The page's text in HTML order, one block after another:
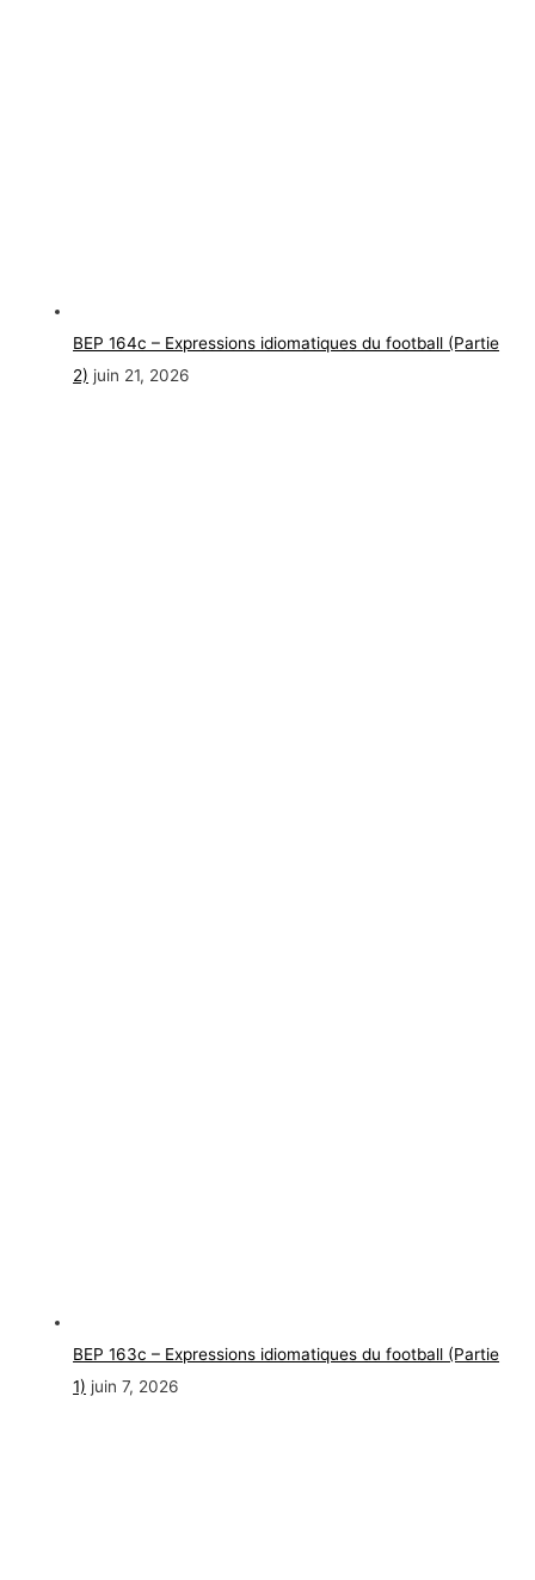
BEP 164c – Expressions idiomatiques du football (Partie
2) juin 21, 2026
BEP 163c – Expressions idiomatiques du football (Partie
1) juin 7, 2026